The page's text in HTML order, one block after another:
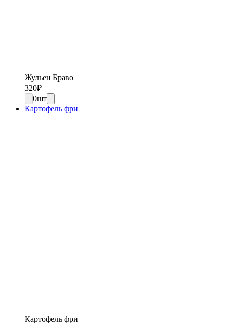
Жульен Браво
320₽
0шт
Картофель фри
Картофель фри